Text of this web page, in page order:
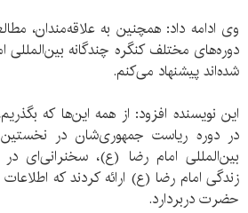
وی ادامه داد: همچنین به علاقه‌مندان،
دوره‌های مختلف کنگره چندگانه بین‌المللی
شده‌اند پیشنهاد می‌کنم.
این نویسنده افزود: از همه این‌ها که
در دوره ریاست جمهوری‌شان در نخستین
بین‌المللی امام رضا (ع)، سخنرانی‌ای
زندگی امام رضا (ع) ارائه کردند که
حضرت دربردارد.